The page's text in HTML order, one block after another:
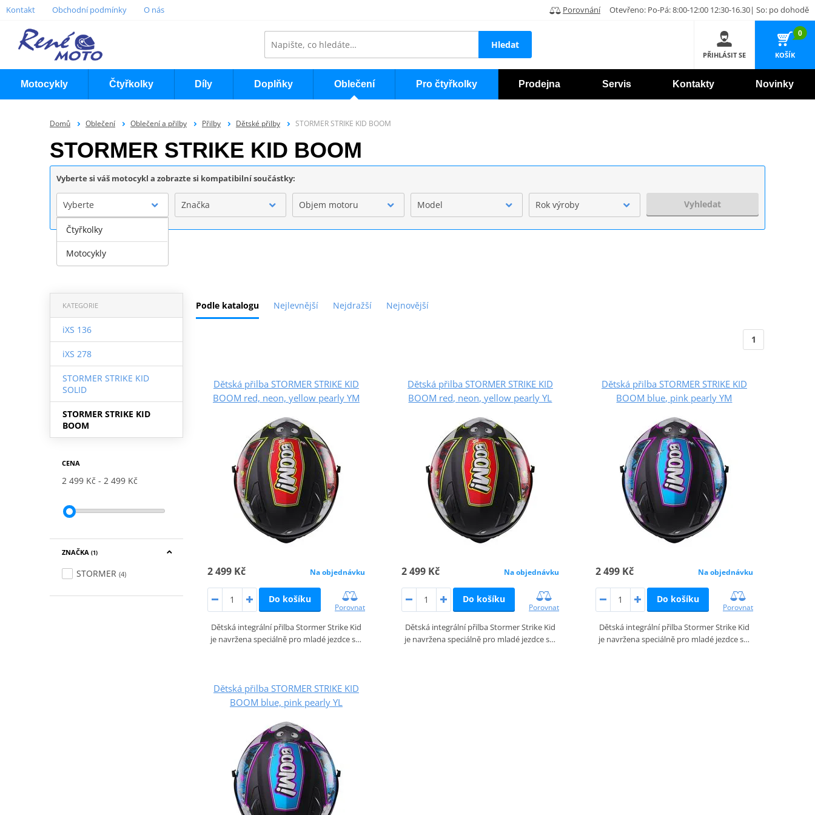
Kontakt Obchodní podmínky O nás Porovnání Otevřeno: Po-Pá: 8:00-12:00 12:30-16.30| So: po dohodě
Hledat
PŘIHLÁSIT SE
0
KOŠÍK
Motocykly Čtyřkolky Díly Doplňky Oblečení Pro čtyřkolky Prodejna Servis Kontakty Novinky
Domů Oblečení Oblečení a přilby Přilby Dětské přilby STORMER STRIKE KID BOOM
STORMER STRIKE KID BOOM
Vyberte si váš motocykl a zobrazte si kompatibilní součástky:
Vyberte Značka Objem motoru Model Rok výroby Vyhledat
Podle katalogu Nejlevnější Nejdražší Nejnovější
KATEGORIE
iXS 136
iXS 278
STORMER STRIKE KID
SOLID
STORMER STRIKE KID
BOOM
CENA
2 499 Kč 2 499 Kč
ZNAČKA (1)
STORMER (4)
1
Dětská přilba STORMER STRIKE KID
BOOM red, neon, yellow pearly YM
2 499 Kč Na objednávku
Do košíku
Porovnat
Dětská integrální přilba Stormer Strike Kid
je navržena speciálně pro mladé jezdce s…
Dětská přilba STORMER STRIKE KID
BOOM red, neon, yellow pearly YL
2 499 Kč Na objednávku
Do košíku
Porovnat
Dětská integrální přilba Stormer Strike Kid
je navržena speciálně pro mladé jezdce s…
Dětská přilba STORMER STRIKE KID
BOOM blue, pink pearly YM
2 499 Kč Na objednávku
Do košíku
Porovnat
Dětská integrální přilba Stormer Strike Kid
je navržena speciálně pro mladé jezdce s…
Dětská přilba STORMER STRIKE KID
BOOM blue, pink pearly YL
Čtyřkolky
Motocykly